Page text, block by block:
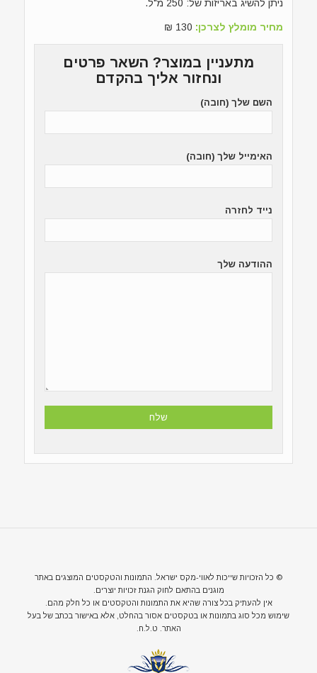
ניתן להשיג באריזות של: 250 מ"ל.
מחיר מומלץ לצרכן:
מתעניין במוצר? השאר פרטים
ונחזור אליך בהקדם
השם שלך (חובה)
האימייל שלך (חובה)
נייד לחזרה
ההודעה שלך
© כל הזכויות שייכות לאווי-מקס ישראל. התמונות והטקסטים המוצגים באתר
מוגנים בהתאם לחוק הגנת זכויות יוצרים.
אין להעתיק בכל צורה שהיא את התמונות והטקסטים או כל חלק מהם.
שימוש מכל סוג בתמונות או בטקסטים אסור בהחלט, אלא באישור בכתב של בעל
האתר. ט.ל.ח.